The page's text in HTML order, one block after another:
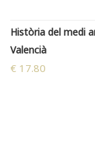
Història del medi
Valencià
€ 17.80